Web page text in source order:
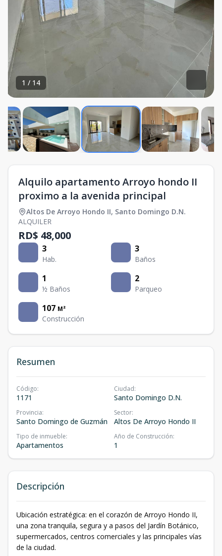
1 / 14
Alquilo apartamento Arroyo hondo II
proximo a la avenida principal
Altos De Arroyo Hondo II, Santo Domingo D.N.
ALQUILER
RD$ 48,000
3
Hab.
3
Baños
1
½ Baños
2
Parqueo
107 M²
Construcción
Resumen
Código:
1171
Ciudad:
Santo Domingo D.N.
Provincia:
Santo Domingo de Guzmán
Sector:
Altos De Arroyo Hondo II
Tipo de inmueble:
Apartamentos
Año de Construcción:
1
Descripción
Ubicación estratégica: en el corazón de Arroyo Hondo II,
una zona tranquila, segura y a pasos del Jardín Botánico,
supermercados, centros comerciales y las principales vías
de la ciudad.